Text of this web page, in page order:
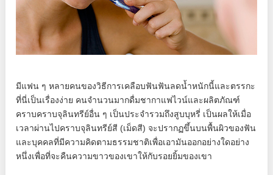
มีแฟน ๆ หลายคนของวิธีการเคลือบฟันฟันลดน้ำหนักนี้และตรรกะ
ที่นี่เป็นเรื่องง่าย คนจำนวนมากดื่มชากาแฟไวน์และผลิตภัณฑ์
คราบคราบจุลินทรีย์อื่น ๆ เป็นประจำรวมถึงสูบบุหรี่ เป็นผลให้เมื่อ
เวลาผ่านไปคราบจุลินทรีย์สี (เม็ดสี) จะปรากฏขึ้นบนพื้นผิวของฟัน
และบุคคลที่มีความคิดตามธรรมชาติเพื่อเอามันออกอย่างใดอย่าง
หนึ่งเพื่อที่จะคืนความขาวของเขาให้กับรอยยิ้มของเขา